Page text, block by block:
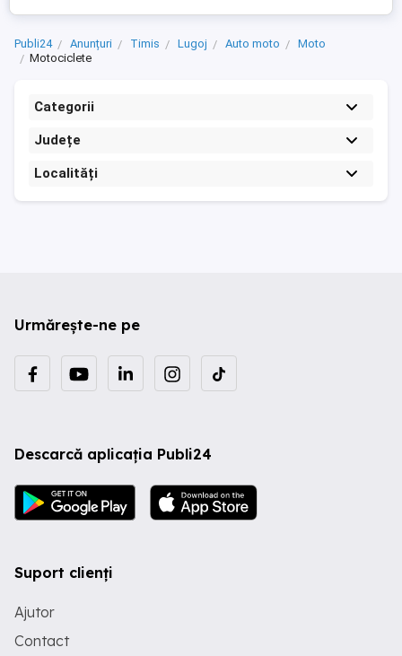
Publi24 Anunțuri Timis Lugoj Auto moto
Moto
Motociclete
Categorii
Județe
Localități
Urmărește-ne pe
Descarcă aplicația Publi24
Suport clienți
Ajutor
Contact